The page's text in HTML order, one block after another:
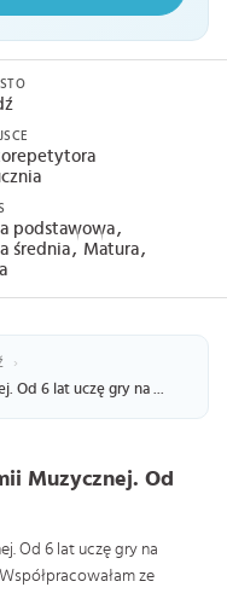
podstawowa
średnia Matura
›
Od 6 lat uczę gry na ...
Muzycznej. Od
Od 6 lat uczę gry na
ze